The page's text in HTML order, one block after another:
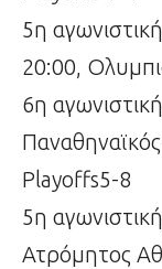
5η
20:00,
6η
Playoffs5-8
5η
Ατρόμητος